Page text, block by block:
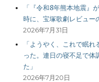
シ
ョ
ン
「『令和8年熊本地震』
時に、宝塚歌劇レビュー
2026年7月31日
「ようやく、これで眠
った。連日の寝不足で体
た」
2026年7月20日